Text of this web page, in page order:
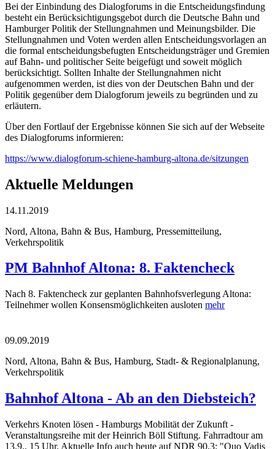
Bei der Einbindung des Dialogforums in die Entscheidungsfindung
besteht ein Berücksichtigungsgebot durch die Deutsche Bahn und
Hamburger Politik der Stellungnahmen und Meinungsbilder. Die
Stellungnahmen und Voten werden allen Entscheidungsvorlagen an
die formal entscheidungsbefugten Entscheidungsträger und Gremien
auf Bahn- und politischer Seite beigefügt und soweit möglich
berücksichtigt. Sollten Inhalte der Stellungnahmen nicht
aufgenommen werden, ist dies von der Deutschen Bahn und der
Politik gegenüber dem Dialogforum jeweils zu begründen und zu
erläutern.
Über den Fortlauf der Ergebnisse können Sie sich auf der Webseite
des Dialogforums informieren:
https://www.dialogforum-schiene-hamburg-altona.de/sitzungen
Aktuelle Meldungen
14.11.2019
Nord, Altona, Bahn & Bus, Hamburg, Pressemitteilung,
Verkehrspolitik
PM Bahnhof Altona: 8. Faktencheck
Nach 8. Faktencheck zur geplanten Bahnhofsverlegung Altona:
Teilnehmer wollen Konsensmöglichkeiten ausloten mehr
09.09.2019
Nord, Altona, Bahn & Bus, Hamburg, Stadt- & Regionalplanung,
Verkehrspolitik
Bahnhof Altona - Ab an den Diebsteich?
Verkehrs Knoten lösen - Hamburgs Mobilität der Zukunft -
Veranstaltungsreihe mit der Heinrich Böll Stiftung. Fahrradtour am
13.9., 15 Uhr. Aktuelle Info auch heute auf NDR 90,3: "Quo Vadis